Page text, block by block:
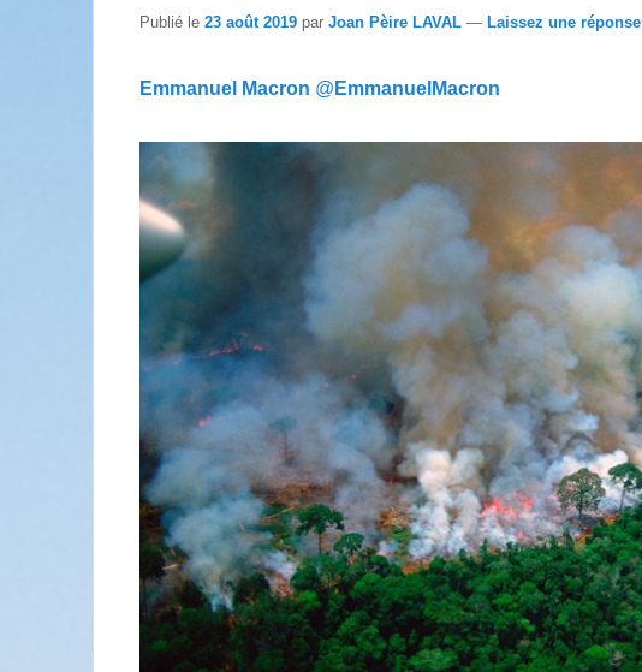
Publié le 23 août 2019 par Joan Pèire LAVAL — Laissez une réponse
Emmanuel Macron @ EmmanuelMacron